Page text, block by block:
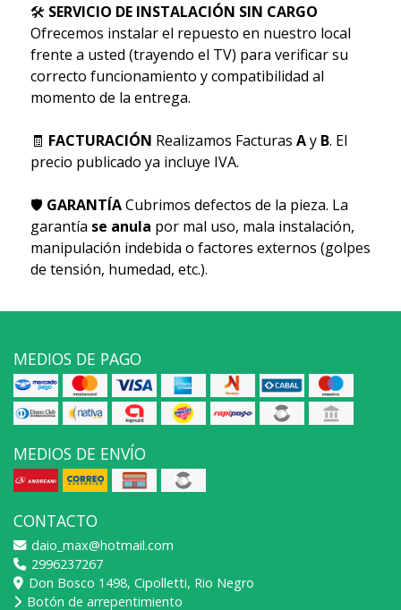
🛠 SERVICIO DE INSTALACIÓN SIN CARGO
Ofrecemos instalar el repuesto en nuestro local
frente a usted (trayendo el TV) para verificar su
correcto funcionamiento y compatibilidad al
momento de la entrega.
🧾 FACTURACIÓN Realizamos Facturas Ay B. El
precio publicado ya incluye IVA.
🛡 GARANTÍACubrimos defectos de la pieza. La
garantía se anula por mal uso, mala instalación,
manipulación indebida o factores externos (golpes
de tensión, humedad, etc.).
MEDIOS DE PAGO
MEDIOS DE ENVÍO
CONTACTO
daio_max@hotmail.com
2996237267
Don Bosco 1498, Cipolletti, Rio Negro
Botón de arrepentimiento